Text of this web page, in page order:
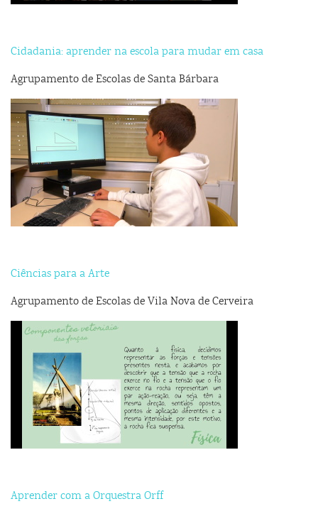
Cidadania: aprender na escola para mudar em casa
Agrupamento de Escolas de Santa Bárbara
Ciências para a Arte
Agrupamento de Escolas de Vila Nova de Cerveira
Aprender com a Orquestra Orff